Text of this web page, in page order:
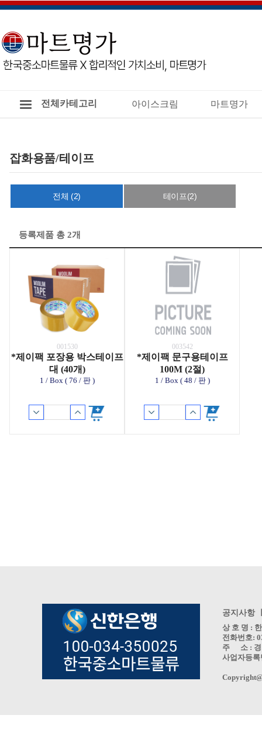
전체카테고리 아이스크림 마트명가
잡화용품/테이프
전체 (2) 테이프(2)
등록제품 총 2개
001530
*제이팩 포장용 박스테이프
대 (40개)
1 / Box ( 76 / 판 )
003542
*제이팩 문구용테이프
100M (2절)
1 / Box ( 48 / 판 )
공지사항
상 호 명 :
전화번호:
주 소 : 경
사업자등록